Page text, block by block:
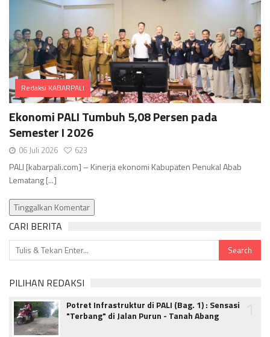
Redaksi KABARPALI
Comments
Ekonomi PALI Tumbuh 5,08 Persen pada
Semester I 2026
06 Juli 2026 623
PALI [kabarpali.com] – Kinerja ekonomi Kabupaten Penukal Abab
Lematang [...]
Tinggalkan Komentar
CARI BERITA
PILIHAN REDAKSI
Potret Infrastruktur di PALI (Bag. 1) : Sensasi
"Terbang" di Jalan Purun - Tanah Abang